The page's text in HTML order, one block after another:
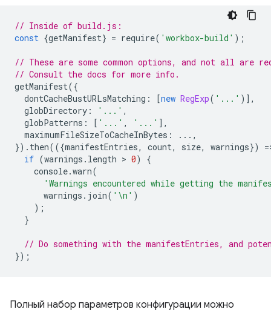
// Inside of build.js:
const {getManifest} = require( 'workbox-build' );
// These are some common options, and not all are
// Consult the docs for more info.
getManifest({
dontCacheBustURLsMatching : [new RegExp( '...' )],
globDirectory : '...' ,
globPatterns : [ '...' , '...' ],
maximumFileSizeToCacheInBytes :
...,
}). then(({manifestEntries, count, size, warnings}) =
if (warnings . length > 0)
{
console.warn(
'Warnings encountered while getting the
warnings . join( '\n' )
);
}
// Do something with the manifestEntries, and
});
Полный набор параметров конфигурации можно